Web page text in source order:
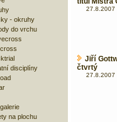
- okruhy
do vrchu
disciplíny
na plochu
27.8.2007
Jiří
čtvrtý
27.8.2007